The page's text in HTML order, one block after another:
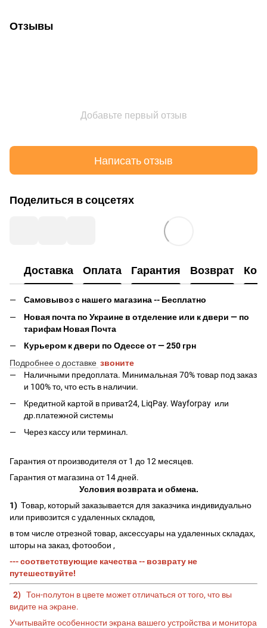
Отзывы
Добавьте первый отзыв
Написать отзыв
Поделиться в соцсетях
Доставка Оплата Гарантия Возврат
Самовывоз с нашего магазина -- Бесплатно
Новая почта по Украине в отделение или к двери — по
тарифам Новая Почта
Курьером к двери по Одессе от — 250 грн
Подробнее о доставке звоните
Наличными предоплата. Минимальная 70% товар под заказ
и 100% то, что есть в наличии.
Кредитной картой в приват24, LiqPay. Wayforpay или
др.платежной системы
Через кассу или терминал.
Гарантия от производителя от 1 до 12 месяцев.
Гарантия от магазина от 14 дней.
Условия возврата и обмена.
1) Товар, который заказывается для заказчика индивидуально
или привозится с удаленных складов,
в том числе отрезной товар, аксессуары на удаленных складах,
шторы на заказ, фотообои ,
--- соответствующие качества -- возврату не
путешествуйте!
2) Тон-полутон в цвете может отличаться от того, что вы
видите на экране.
Учитывайте особенности экрана вашего устройства и монитора